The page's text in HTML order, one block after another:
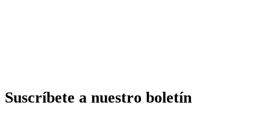
Suscríbete a nuestro boletín